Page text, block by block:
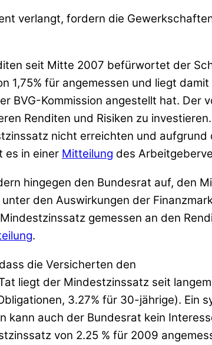
verlangt, fordern die
seit Mitte 2007 befürwortet der
1,75% für angemessen und liegt
BVG-Kommission angestellt hat. Der
Renditen und Risiken zu
nicht erreichten und aufgrund
es in einer Mitteilung des
hingegen den Bundesrat auf, den
den Auswirkungen der
gemessen an den
.
die Versicherten den
liegt der Mindestzinssatz seit
3.27% für 30-jährige). Ein
auch der Bundesrat kein
von 2.25 % für 2009